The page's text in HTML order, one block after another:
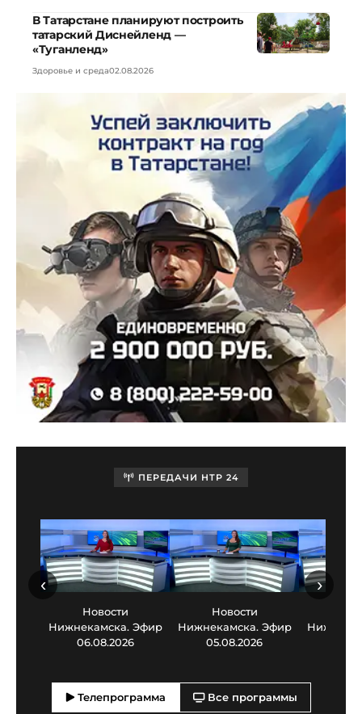
В Татарстане планируют построить
татарский Диснейленд —
«Туганленд»
Здоровье и среда02.08.2026
ПЕРЕДАЧИ НТР 24
Новости
Нижнекамска. Эфир
06.08.2026
Новости
Нижнекамска. Эфир
05.08.2026
‹ ›
Телепрограмма Все программы